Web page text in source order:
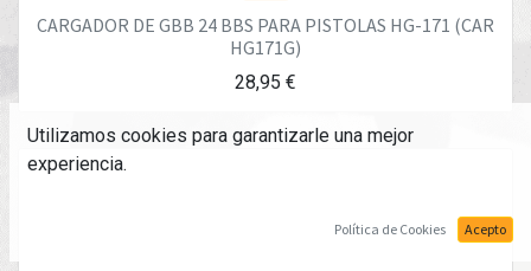
CARGADOR DE GBB 24 BBS PARA PISTOLAS HG-171 (CAR
HG171G)
28,95 €
Utilizamos cookies para garantizarle una mejor
experiencia.
Política de Cookies Acepto